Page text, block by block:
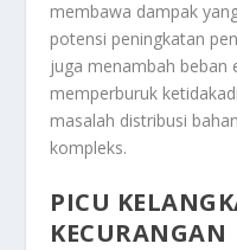
membawa dampak
potensi peningkatan
juga menambah beban
memperburuk
masalah distribusi
kompleks.
PICU
KECURANGAN